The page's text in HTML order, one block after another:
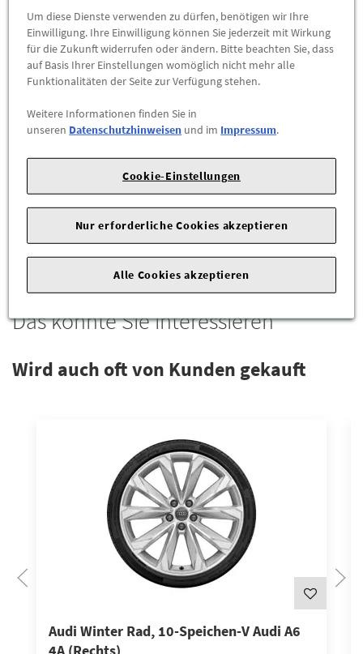
Reifenausführung: Winter, laufrichtungsgebunden
Hinweis Rad + Reifen: Vorhandene Serienradschrauben
verwenden
Hinweis Rad + Reifen: Informationen und Restriktionen
aus dem Räder Reifen Ratgeber sind zu beachten
Hinweis Rad + Reifen: Komplettrad montiert und
gewuchtet
Papier bzw. Zulassungsbescheinigung Teil 1 beachten.
Max. zulässige Achslast [kg]: 1030
Das könnte Sie interessieren
Wird auch oft von Kunden gekauft
Audi Winter Rad, 10-Speichen-V Audi A6
Um diese Dienste verwenden zu dürfen, benötigen wir Ihre
Einwilligung. Ihre Einwilligung können Sie jederzeit mit Wirkung
für die Zukunft widerrufen oder ändern. Bitte beachten Sie, dass
auf Basis Ihrer Einstellungen womöglich nicht mehr alle
Funktionalitäten der Seite zur Verfügung stehen.
Weitere Informationen finden Sie in
unseren Datenschutzhinweisen und im Impressum.
Cookie-Einstellungen
Nur erforderliche Cookies akzeptieren
Alle Cookies akzeptieren